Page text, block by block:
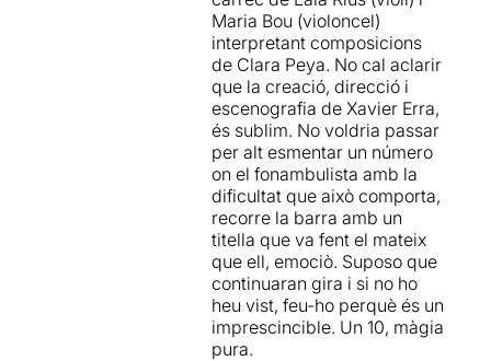
Maria Bou (violoncel)
interpretant composicions
de Clara Peya. No cal aclarir
que la creació, direcció i
escenografia de Xavier Erra,
és sublim. No voldria passar
per alt esmentar un número
on el fonambulista amb la
dificultat que això comporta,
recorre la barra amb un
titella que va fent el mateix
que ell, emociò. Suposo que
continuaran gira i si no ho
heu vist, feu-ho perquè és un
imprescincible. Un 10, màgia
pura.